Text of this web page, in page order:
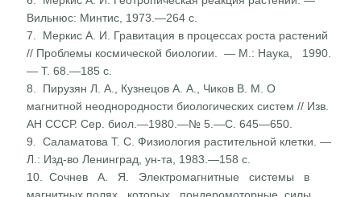
Виль­нюс: Минтис, 1973.—264 с.
7. Меркис А. И. Гравитация в процессах роста растений
// Проблемы космической биологии. — М.: Наука, 1990.
— Т. 68.—185 с.
8. Пирузян Л. А., Кузнецов А. А., Чиков В. М. О
магнитной неоднородности биологических систем // Изв.
АН СССР. Сер. биол.—1980.—№ 5.—С. 645—650.
9. Саламатова Т. С. Физиология растительной клетки. —
Л.: Изд-во Ленинград, ун-та, 1983.—158 с.
10. Сочнев А. Я. Электромагнитные системы в